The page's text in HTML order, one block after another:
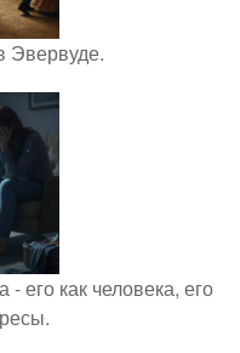
Эвервуде.
его как человека, его